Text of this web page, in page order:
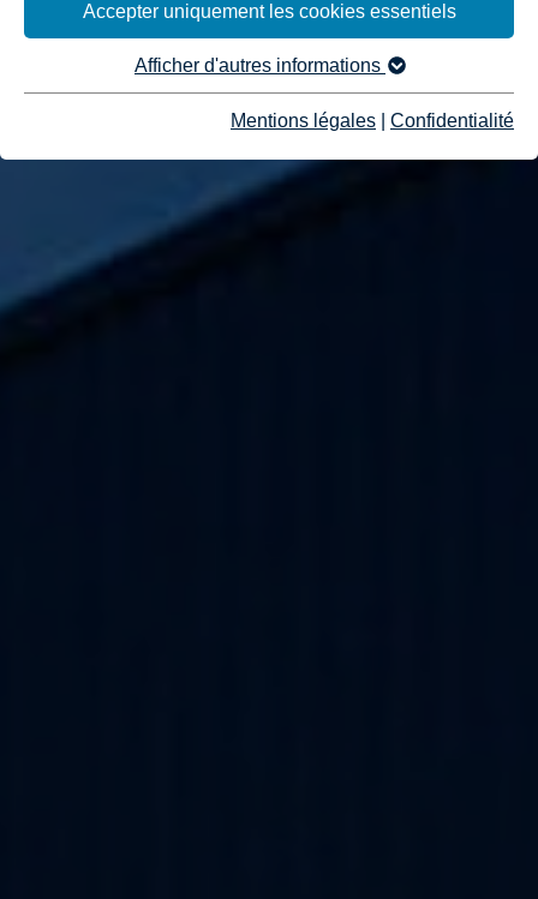
Accepter uniquement les cookies essentiels
Afficher d'autres informations
Mentions légales Confidentialité